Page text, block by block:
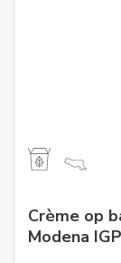
Crème op
Modena